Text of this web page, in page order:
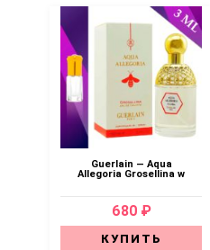
Guerlain — Aqua
Allegoria Grosellina w
680 ₽
КУПИТЬ